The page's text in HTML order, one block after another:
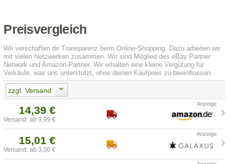
Preisvergleich
Wir verschaffen dir Transparenz beim Online-Shopping. Dazu arbeiten wir
mit vielen Netzwerken zusammen. Wir sind Mitglied des eBay Partner
Network und Amazon-Partner. Wir erhalten eine kleine Vergütung für
Verkäufe, was uns unterstützt, ohne deinen Kaufpreis zu beeinflussen.
zzgl. Versand
14,39 €
Versand: ab 3,99 €
15,01 €
Versand: ab 3,00 €